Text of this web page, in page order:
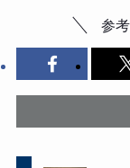
参